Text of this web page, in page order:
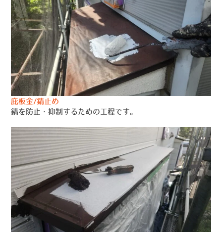
庇板金/錆止め
錆を防止・抑制するための工程です。